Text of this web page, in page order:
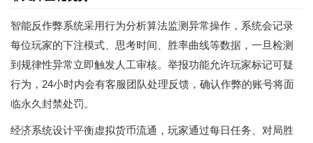
智能反作弊系统采用行为分析算法监测异常操作，系统会记录
每位玩家的下注模式、思考时间、胜率曲线等数据，一旦检测
到规律性异常立即触发人工审核。举报功能允许玩家标记可疑
行为，24小时内会有客服团队处理反馈，确认作弊的账号将面
临永久封禁处罚。
经济系统设计平衡虚拟货币流通，玩家通过每日任务、对局胜